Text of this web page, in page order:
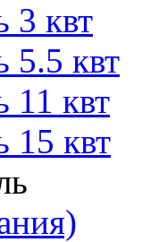
3 квт
квт
квт
квт